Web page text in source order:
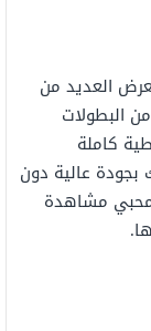
بعرض العديد من
البطولات
كاملة
بجودة عالية دون
محبي مشاهدة